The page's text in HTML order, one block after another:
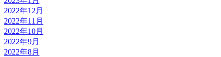
2022年12月
2022年11月
2022年10月
2022年9月
2022年8月